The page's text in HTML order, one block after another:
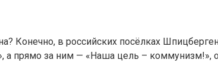
Конечно, в российских посёлках
а прямо за ним — «Наша цель –